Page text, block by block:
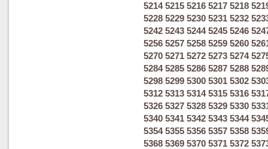
5214 5215 5216 5217 5218
5228 5229 5230 5231 5232
5242 5243 5244 5245 5246
5256 5257 5258 5259 5260
5270 5271 5272 5273 5274
5284 5285 5286 5287 5288
5298 5299 5300 5301 5302
5312 5313 5314 5315 5316
5326 5327 5328 5329 5330
5340 5341 5342 5343 5344
5354 5355 5356 5357 5358
5368 5369 5370 5371 5372